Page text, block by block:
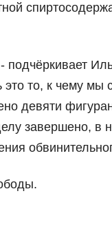
подчёркивает
то, к чему мы
девяти
завершено,